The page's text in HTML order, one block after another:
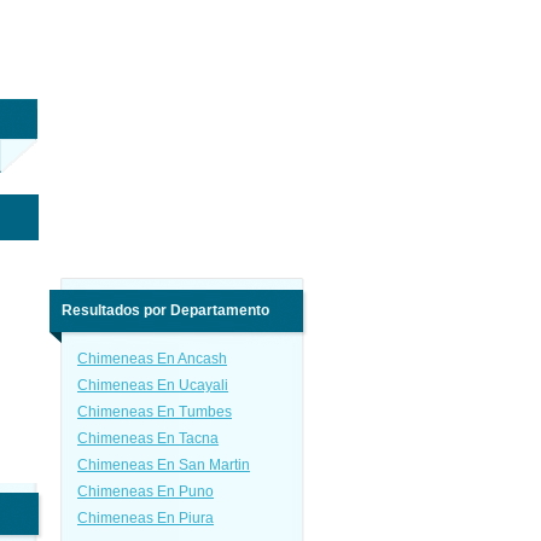
Resultados por Departamento
Chimeneas En Ancash
Chimeneas En Ucayali
Chimeneas En Tumbes
Chimeneas En Tacna
Chimeneas En San Martin
Chimeneas En Puno
Chimeneas En Piura